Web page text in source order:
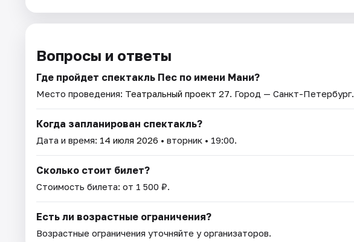
Вопросы и ответы
Где пройдет спектакль Пес по имени Мани?
Место проведения: Театральный проект 27. Город — Санкт-Петербург.
Когда запланирован спектакль?
Дата и время: 14 июля 2026 • вторник • 19:00.
Сколько стоит билет?
Стоимость билета: от 1 500 ₽.
Есть ли возрастные ограничения?
Возрастные ограничения уточняйте у организаторов.